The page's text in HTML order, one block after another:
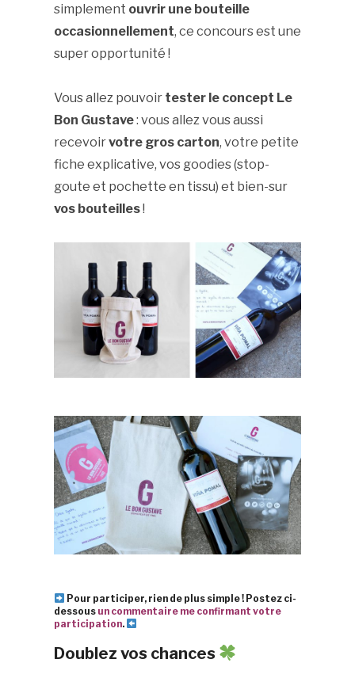
simplement ouvrir une bouteille
occasionnellement, ce concours est une
super opportunité !
Vous allez pouvoirtester le concept Le
Bon Gustave: vous allez vous aussi
recevoirvotre gros carton, votre petite
fiche explicative, vos goodies (stop-
goute et pochette en tissu) et bien-sur
vos bouteilles!
Pour participer, rien de plus simple ! Postez ci-
dessous un commentaire me confirmant votre
participation.
Doublez vos chances